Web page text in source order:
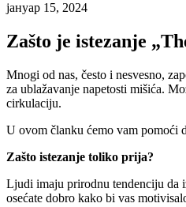
јануар 15, 2024
Zašto je istezanje
Mnogi od nas, često i nesvesno,
za ublažavanje napetosti mišića.
cirkulaciju.
U ovom članku ćemo vam pomoći
Zašto istezanje toliko prija?
Ljudi imaju prirodnu tendenciju da
osećate dobro kako bi vas